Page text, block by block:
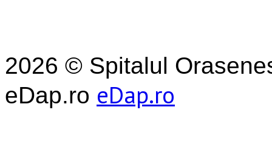
2026 © Spitalul
eDap.ro eDap.ro